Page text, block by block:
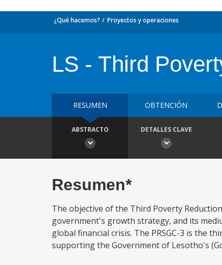
¿Qué hacemos? Proyectos y operaciones
LS - Third
RESUMEN OBTENCIÓN
ABSTRACTO DETALLES CLAVE
Resumen*
The objective of the Third Poverty
government's growth strategy, and its
global financial crisis. The PRSGC-3 is the
supporting the Government of Lesotho's